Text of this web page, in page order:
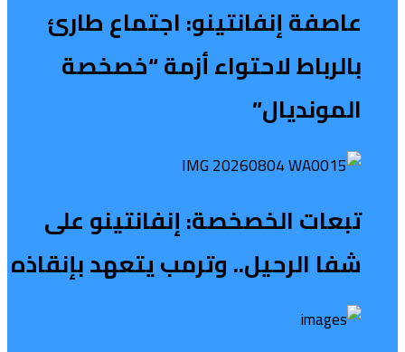
عاصفة إنفانتينو: اجتماع طارئ
بالرباط لاحتواء أزمة “خصخصة
المونديال”
تبعات الخصخصة: إنفانتينو على
شفا الرحيل.. وترمب يتعهد بإنقاذه